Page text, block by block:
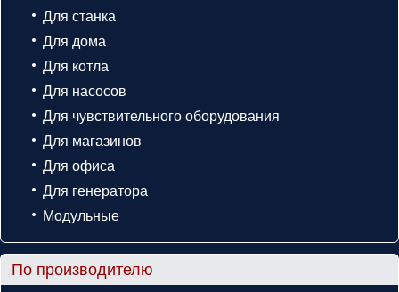
Для станка
Для дома
Для котла
Для насосов
Для чувствительного оборудования
Для магазинов
Для офиса
Для генератора
Модульные
По производителю